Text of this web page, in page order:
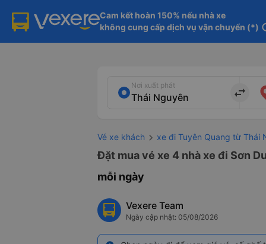
Cam kết hoàn 150% nếu nhà xe
không cung cấp dịch vụ vận chuyển (*)
Nơi xuất phát
import_export
Vé xe khách xe đi Tuyên Quang từ Thái
Đặt mua vé xe 4 nhà xe đi Sơn
mỗi ngày
Vexere Team
Ngày cập nhật: 05/08/2026